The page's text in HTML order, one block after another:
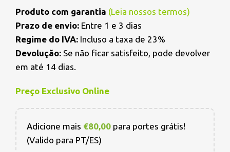
Produto com garantia (Leia nossos termos)
Prazo de envio: Entre 1 e 3 dias
Regime do IVA: Incluso a taxa de 23%
Devolução: Se não ficar satisfeito, pode devolver
em até 14 dias.
Preço Exclusivo Online
Adicione mais €80,00 para portes grátis!
(Valido para PT/ES)